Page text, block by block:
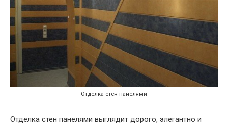
Отделка стен панелями
Отделка стен панелями выглядит дорого, элегантно и